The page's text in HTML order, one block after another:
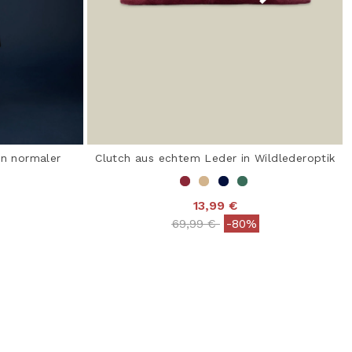
normaler
Clutch aus echtem Leder in Wildlederoptik
13,99 €
Price reduced from
69,99 €to-80%